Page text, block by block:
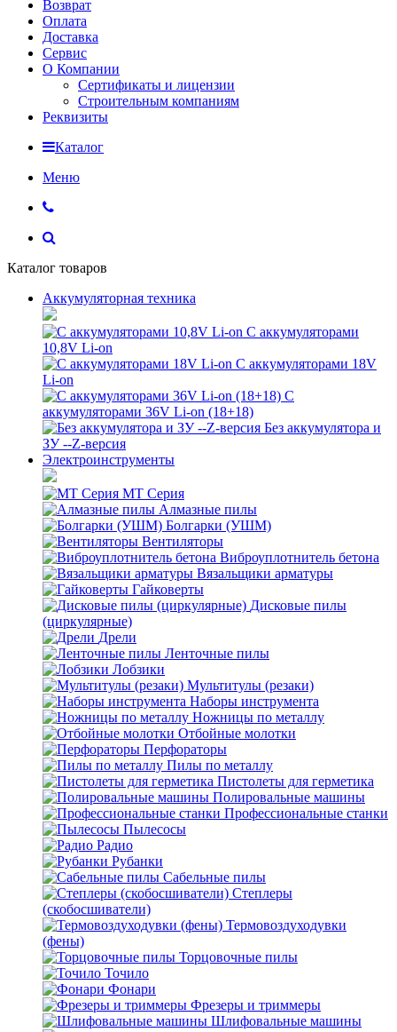
Возврат
Оплата
Доставка
Сервис
О Компании
Сертификаты и лицензии
Строительным компаниям
Реквизиты
Каталог
Меню
Каталог товаров
Аккумуляторная техника
С аккумуляторами
10,8V Li-on
С аккумуляторами 18V
Li-on
С
аккумуляторами 36V Li-on (18+18)
Без аккумулятора и
ЗУ --Z-версия
Электроинструменты
MT Серия
Алмазные пилы
Болгарки (УШМ)
Вентиляторы
Виброуплотнитель бетона
Вязальщики арматуры
Гайковерты
Дисковые пилы
(циркулярные)
Дрели
Ленточные пилы
Лобзики
Мультитулы (резаки)
Наборы инструмента
Ножницы по металлу
Отбойные молотки
Перфораторы
Пилы по металлу
Пистолеты для герметика
Полировальные машины
Профессиональные станки
Пылесосы
Радио
Рубанки
Сабельные пилы
Степлеры
(скобосшиватели)
Термовоздуходувки
(фены)
Торцовочные пилы
Точило
Фонари
Фрезеры и триммеры
Шлифовальные машины